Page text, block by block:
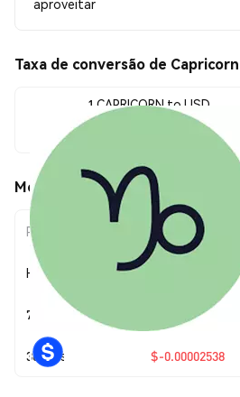
aproveitar
Taxa de conversão de Capricorn
1 CAPRICORN to USD
Movimentos de preço de
Período Variação do
Hoje
7 Dias $0.00000269
30 Dias $-0.00002538